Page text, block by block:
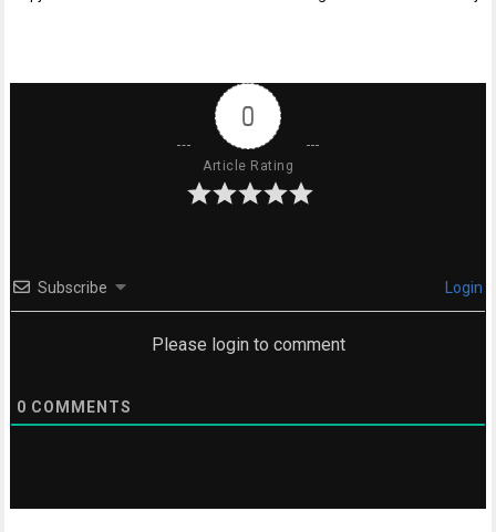
0
Article Rating
Subscribe Login
Please login to comment
0 COMMENTS